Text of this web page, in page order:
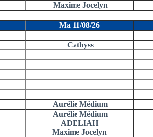
Maxime Jocelyn
Ma 11/08/26
Cathyss
Aurélie Médium
Aurélie Médium
ADELIAH
Maxime Jocelyn